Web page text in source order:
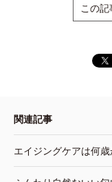
この
関連記事
エイジングケアは何